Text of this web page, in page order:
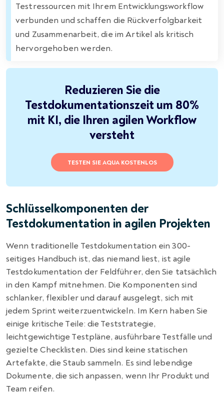
Testressourcen mit Ihrem Entwicklungsworkflow
verbunden und schaffen die Rückverfolgbarkeit
und Zusammenarbeit, die im Artikel als kritisch
hervorgehoben werden.
Reduzieren Sie die
Testdokumentationszeit um 80%
mit KI, die Ihren agilen Workflow
versteht
TESTEN SIE AQUA KOSTENLOS
Schlüsselkomponenten der
Testdokumentation in agilen Projekten
Wenn traditionelle Testdokumentation ein 300-
seitiges Handbuch ist, das niemand liest, ist agile
Testdokumentation der Feldführer, den Sie tatsächlich
in den Kampf mitnehmen. Die Komponenten sind
schlanker, flexibler und darauf ausgelegt, sich mit
jedem Sprint weiterzuentwickeln. Im Kern haben Sie
einige kritische Teile: die Teststrategie,
leichtgewichtige Testpläne, ausführbare Testfälle und
gezielte Checklisten. Dies sind keine statischen
Artefakte, die Staub sammeln. Es sind lebendige
Dokumente, die sich anpassen, wenn Ihr Produkt und
Team reifen.